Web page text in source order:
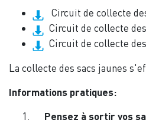
Circuit de collecte
Circuit de collecte
Circuit de collecte des
La collecte des sacs jaunes
Informations pratiques:
Pensez à sortir vos